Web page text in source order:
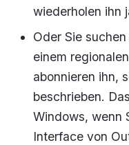
wiederholen ihn
Oder Sie
einem
abonnieren ihn,
beschrieben.
Windows, wenn
Interface von